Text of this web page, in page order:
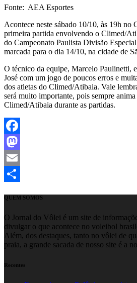
Fonte: AEA Esportes
Acontece neste sábado 10/10, às 19h no
primeira partida envolvendo o Climed/
do Campeonato Paulista Divisão
marcada para o dia 14/10, na cidade de
O técnico da equipe, Marcelo Paulinetti,
José com um jogo de poucos erros e
dos atletas do Climed/Atibaia. Vale
será muito importante, pois sempre
Climed/Atibaia durante as partidas.
Facebook
Mastodon
Email
QUEM SOMOS
O Jornal do Vôlei é um site de
divulgar o que acontece no voleibol
Além, dos destaques, tanto no vôlei de
praia, a grande sacada de nosso site é a
Recentes